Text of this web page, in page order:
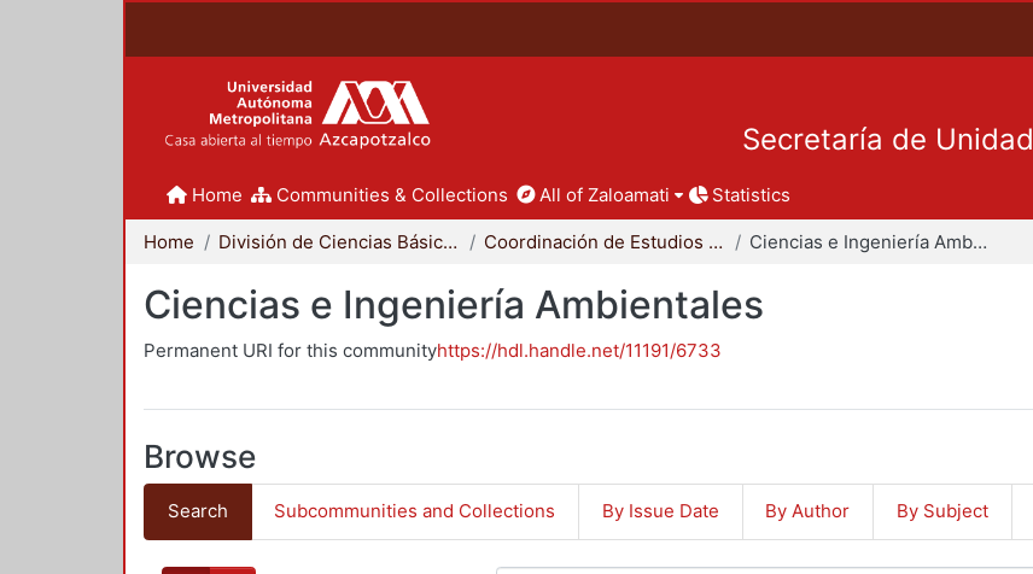
Secretaría de Unidad
Home Communities & Collections All of Zaloamati Statistics
Home División de Ciencias Básicas e Ingeniería Coordinación de Estudios de Posgrado - CBI Ciencias e Ingeniería Ambientales
Ciencias e Ingeniería Ambientales
Permanent URI for this communityhttps://hdl.handle.net/11191/6733
Browse
Search Subcommunities and Collections By Issue Date By Author By Subject